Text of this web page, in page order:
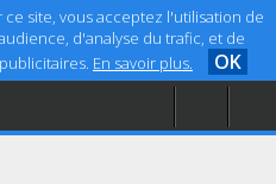
site, vous acceptez l'utilisation de
d'analyse du trafic, et de
En savoir plus. OK